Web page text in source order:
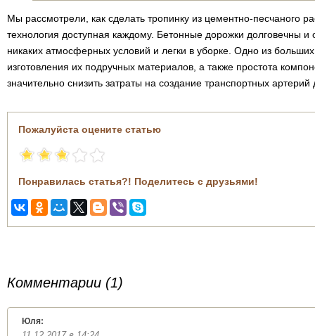
Мы рассмотрели, как сделать тропинку из цементно-песчаного
технология доступная каждому. Бетонные дорожки долговечны
никаких атмосферных условий и легки в уборке. Одно из
изготовления их подручных материалов, а также простота
значительно снизить затраты на создание транспортных
Пожалуйста оцените статью
Понравилась статья?! Поделитесь с друзьями!
Комментарии (1)
Юля: